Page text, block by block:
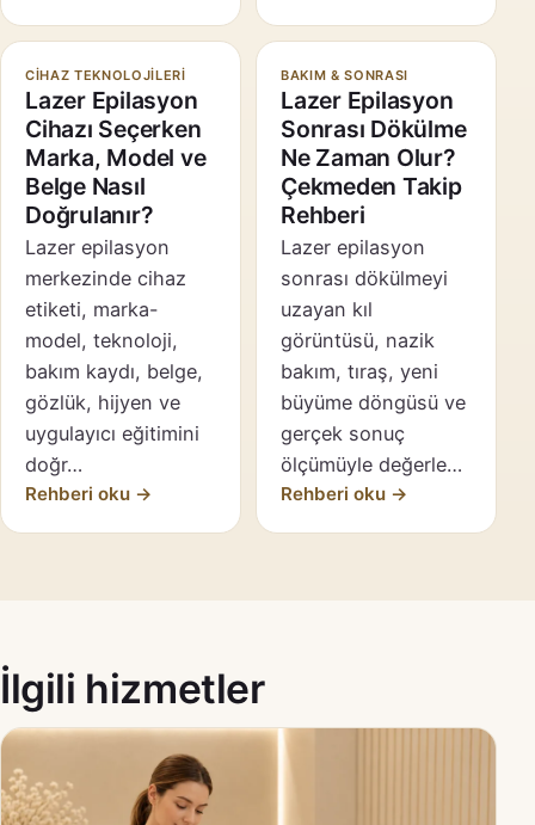
CIHAZ TEKNOLOJILERI
Lazer Epilasyon
Cihazı Seçerken
Marka, Model ve
Belge Nasıl
Doğrulanır?
Lazer epilasyon
merkezinde cihaz
etiketi, marka-
model, teknoloji,
bakım kaydı, belge,
gözlük, hijyen ve
uygulayıcı eğitimini
doğr…
Rehberi oku →
BAKIM & SONRASI
Lazer Epilasyon
Sonrası Dökülme
Ne Zaman Olur?
Çekmeden Takip
Rehberi
Lazer epilasyon
sonrası dökülmeyi
uzayan kıl
görüntüsü, nazik
bakım, tıraş, yeni
büyüme döngüsü ve
gerçek sonuç
ölçümüyle değerle…
Rehberi oku →
İlgili hizmetler